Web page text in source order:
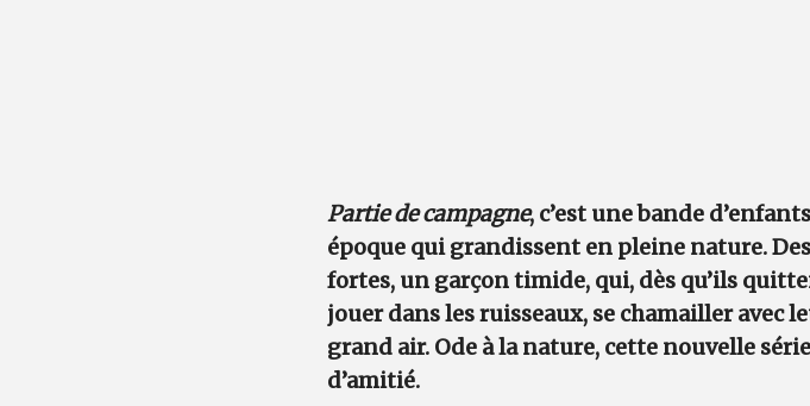
Partie de campagne, c’est une bande
époque qui grandissent en pleine nature.
fortes, un garçon timide, qui, dès qu’ils
jouer dans les ruisseaux, se chamailler avec
grand air. Ode à la nature, cette nouvelle
d’amitié.